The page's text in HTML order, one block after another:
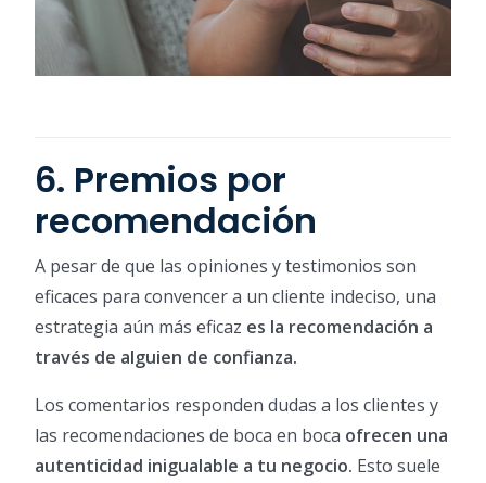
6. Premios por
recomendación
A pesar de que las opiniones y testimonios son
eficaces para convencer a un cliente indeciso, una
estrategia aún más eficaz es la recomendación a
través de alguien de confianza.
Los comentarios responden dudas a los clientes y
las recomendaciones de boca en boca ofrecen una
autenticidad inigualable a tu negocio. Esto suele